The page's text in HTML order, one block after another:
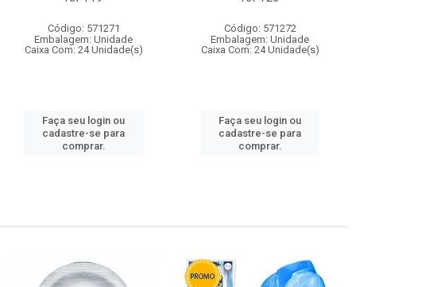
Código: 571271
Embalagem: Unidade
Caixa Com: 24 Unidade(s)
Faça seu login ou
cadastre-se para
comprar.
Código: 571272
Embalagem: Unidade
Caixa Com: 24 Unidade(s)
Faça seu login ou
cadastre-se para
comprar.